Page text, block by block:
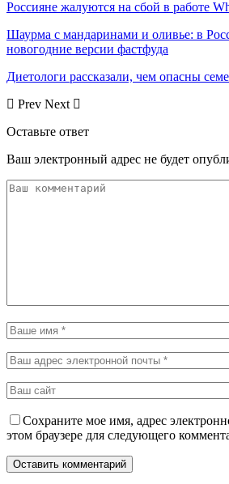
Россияне жалуются на сбой в работе
Шаурма с мандаринами и оливье: в
новогодние версии фастфуда
Диетологи рассказали, чем опасны
Prev Next
Оставьте ответ
Ваш электронный адрес не будет
Сохраните мое имя, адрес
этом браузере для следующего